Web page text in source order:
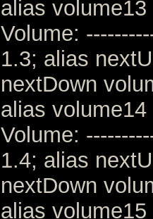
alias
Volume:
1.3; alias
nextDown
alias
Volume:
1.4; alias
nextDown
alias